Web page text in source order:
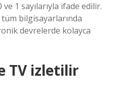
1 sayılarıyla ifade edilir.
bilgisayarlarında
devrelerde kolayca
TV izletilir